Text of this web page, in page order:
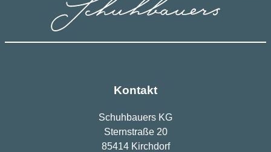
Kontakt
Schuhbauers KG
Sternstraße 20
85414 Kirchdorf